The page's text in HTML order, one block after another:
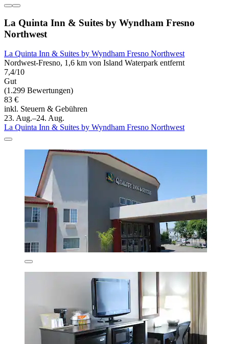
La Quinta Inn & Suites by Wyndham Fresno
Northwest
La Quinta Inn & Suites by Wyndham Fresno Northwest
Nordwest-Fresno, 1,6 km von Island Waterpark entfernt
7,4/10
Gut
(1.299 Bewertungen)
83 €
inkl. Steuern & Gebühren
23. Aug.–24. Aug.
La Quinta Inn & Suites by Wyndham Fresno Northwest